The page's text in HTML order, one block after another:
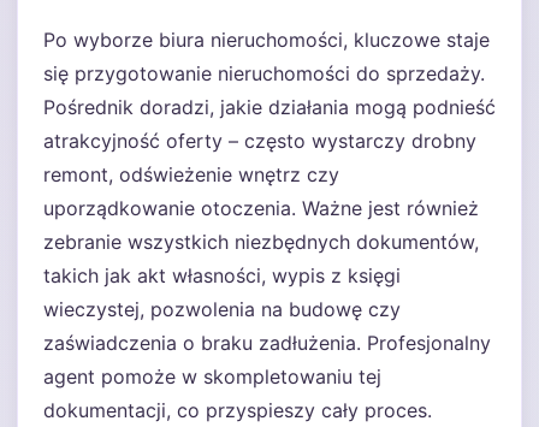
Po wyborze biura nieruchomości, kluczowe staje
się przygotowanie nieruchomości do sprzedaży.
Pośrednik doradzi, jakie działania mogą podnieść
atrakcyjność oferty – często wystarczy drobny
remont, odświeżenie wnętrz czy
uporządkowanie otoczenia. Ważne jest również
zebranie wszystkich niezbędnych dokumentów,
takich jak akt własności, wypis z księgi
wieczystej, pozwolenia na budowę czy
zaświadczenia o braku zadłużenia. Profesjonalny
agent pomoże w skompletowaniu tej
dokumentacji, co przyspieszy cały proces.